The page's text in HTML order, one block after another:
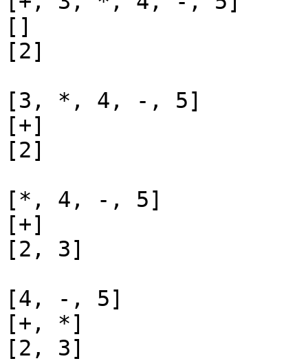
[]
[2]
[3, *, 4, -, 5]
[+]
[2]
[*, 4, -, 5]
[+]
[2, 3]
[4, -, 5]
[+, *]
[2, 3]